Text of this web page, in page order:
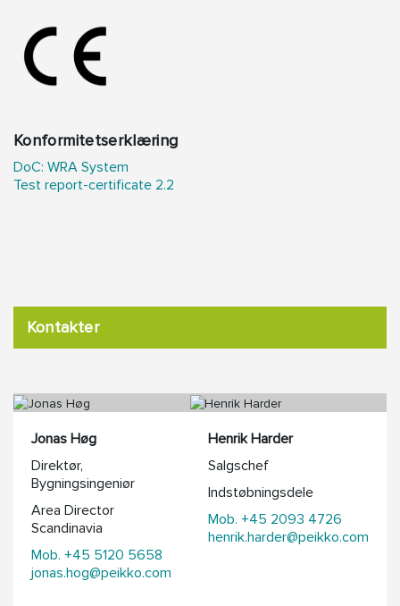
Konformitetserklæring
DoC: WRA System
Test report-certificate 2.2
Kontakter
Jonas Høg
Direktør,
Bygningsingeniør
Area Director
Scandinavia
Mob. +45 5120 5658
jonas.hog@peikko.com
Henrik Harder
Salgschef
Indstøbningsdele
Mob. +45 2093 4726
henrik.harder@peikko.com